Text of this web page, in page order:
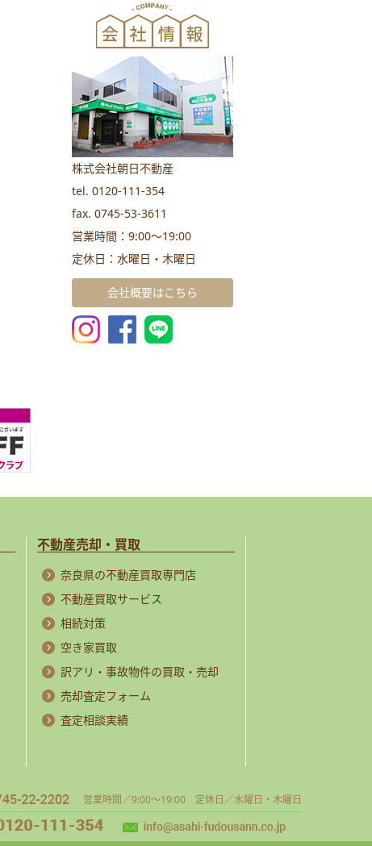
株式会社朝日不動産
tel. 0120-111-354
fax. 0745-53-3611
営業時間：9:00～19:00
定休日：水曜日・木曜日
会社概要はこちら
不動産売却・買取
奈良県の不動産買取専門店
不動産買取サービス
相続対策
空き家買取
訳アリ・事故物件の買取・売却
売却査定フォーム
査定相談実績
営業時間／9:00～19:00 定休日／水曜日・木曜日